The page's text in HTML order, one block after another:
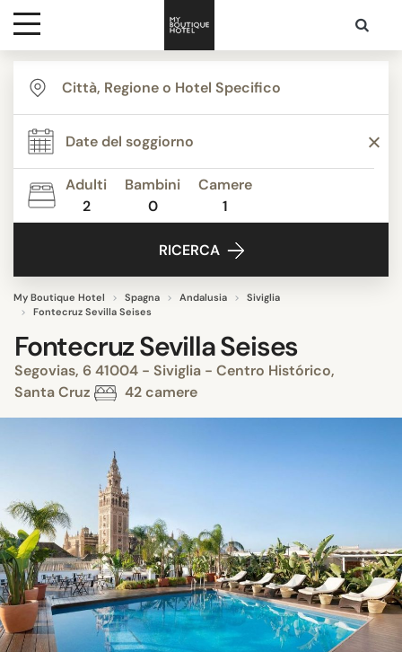
Destinazioni
Ispirazione
Contatti
Adulti
2
Bambini
0
Camere
1
RICERCA
My Boutique Hotel Spagna Andalusia
Siviglia
Fontecruz Sevilla Seises
Fontecruz Sevilla Seises
Segovias, 6 41004 - Siviglia - Centro Histórico,
Santa Cruz
42 camere